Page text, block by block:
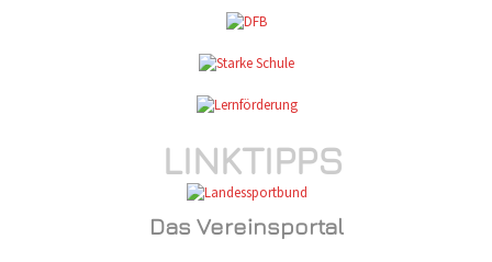
LINKTIPPS
Das Vereinsportal